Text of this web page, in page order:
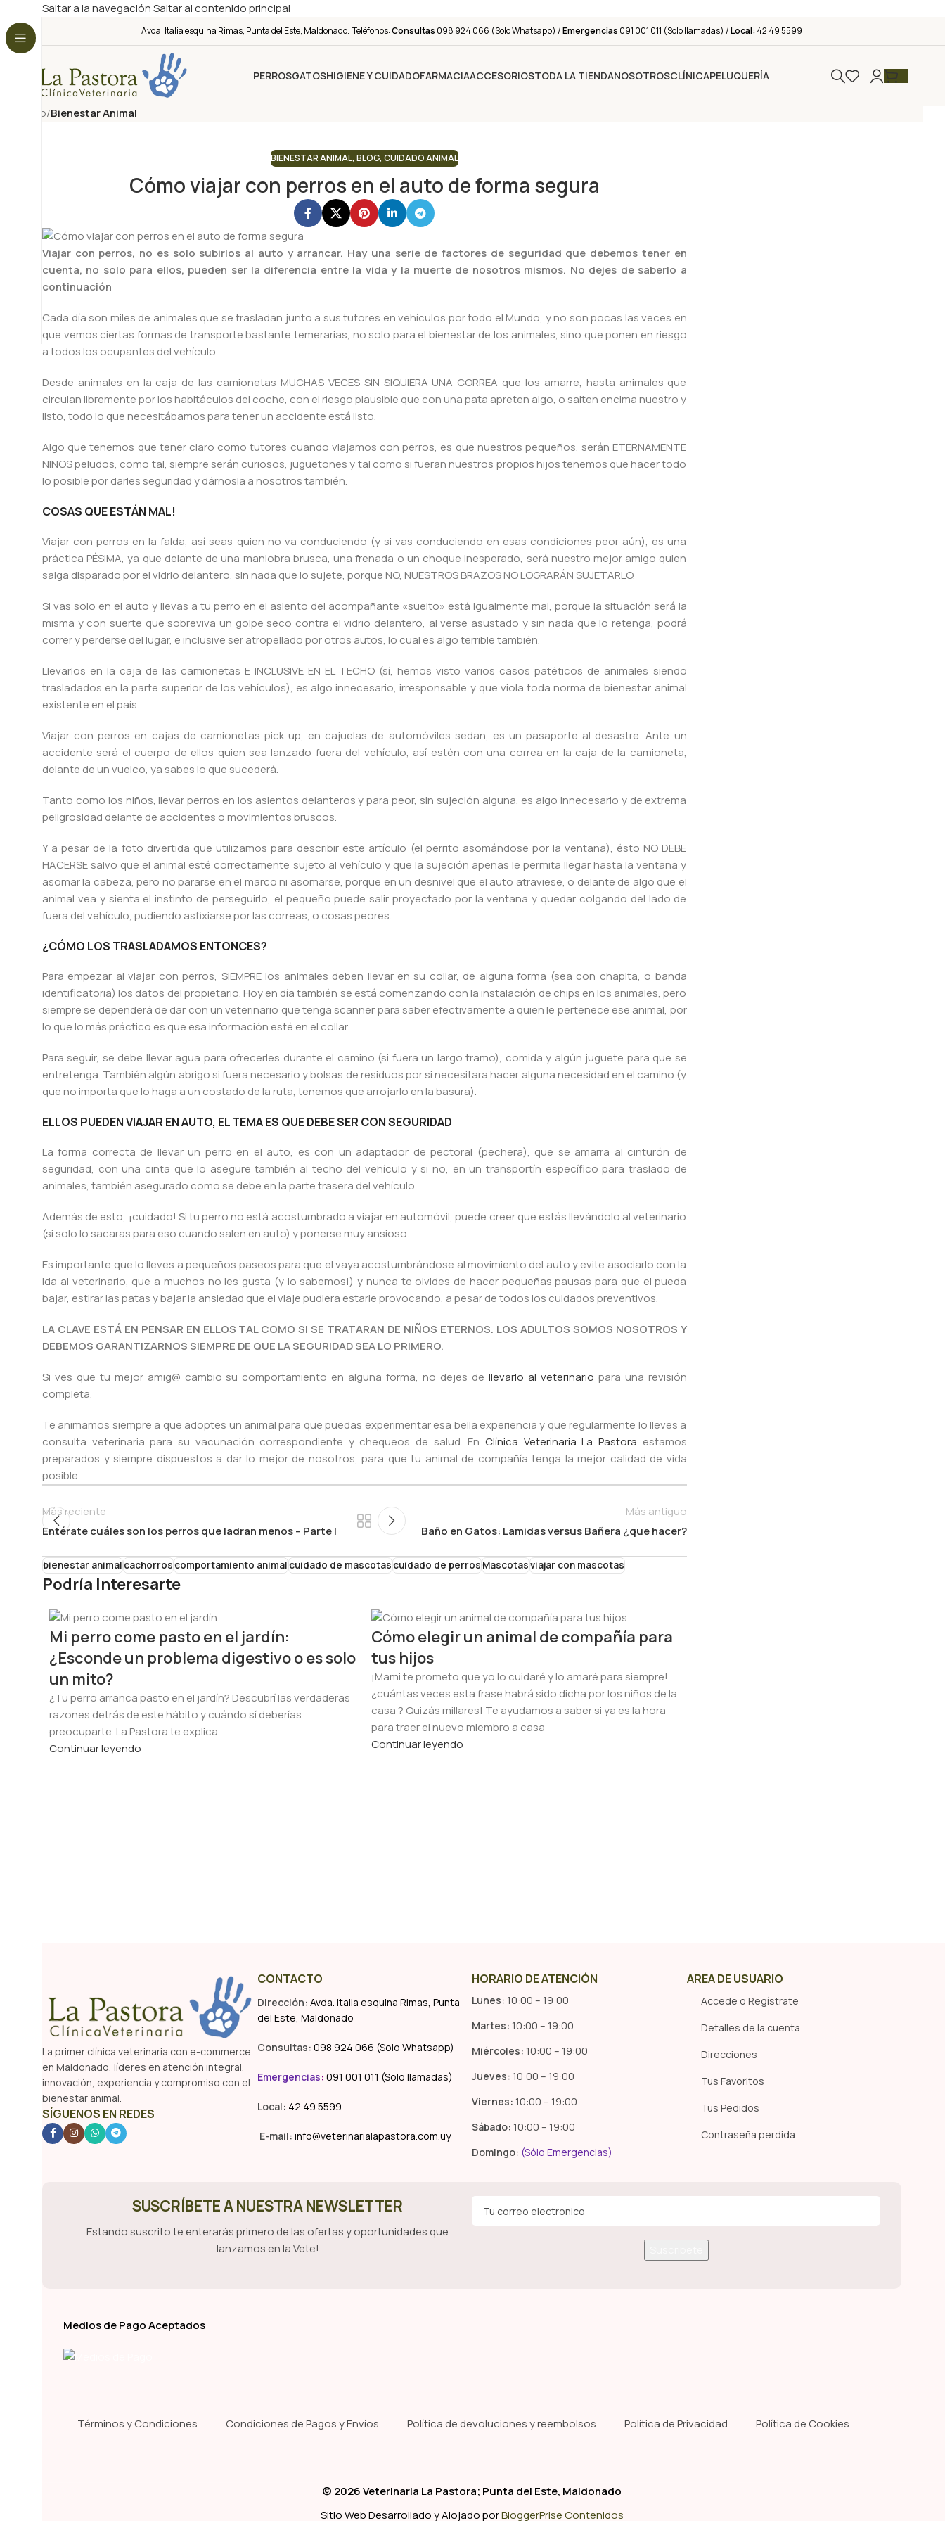
Saltar a la navegaciónSaltar al contenido principal
Avda. Italia esquina Rimas, Punta del Este, Maldonado. Teléfonos:Consultas 098 924 066 (Solo Whatsapp) /Emergencias 091 001 011 (Solo llamadas) /Local: 42 49 5599
PERROSGATOSHIGIENE Y CUIDADOFARMACIAACCESORIOSTODA LA TIENDANOSOTROSCLÍNICAPELUQUERÍA
Nuestro Blog
Inicio/Bienestar Animal
BIENESTAR ANIMAL, BLOG, CUIDADO ANIMAL
Cómo viajar con perros en el auto de forma segura
Viajar con perros, no es solo subirlos al auto y arrancar. Hay una serie de factores de seguridad que debemos tener en
cuenta, no solo para ellos, pueden ser la diferencia entre la vida y la muerte de nosotros mismos. No dejes de saberlo a
continuación
Cada día son miles de animales que se trasladan junto a sus tutores en vehículos por todo el Mundo, y no son pocas las veces en
que vemos ciertas formas de transporte bastante temerarias, no solo para el bienestar de los animales, sino que ponen en riesgo
a todos los ocupantes del vehículo.
Desde animales en la caja de las camionetas MUCHAS VECES SIN SIQUIERA UNA CORREA que los amarre, hasta animales que
circulan libremente por los habitáculos del coche, con el riesgo plausible que con una pata apreten algo, o salten encima nuestro y
listo, todo lo que necesitábamos para tener un accidente está listo.
Algo que tenemos que tener claro como tutores cuando viajamos con perros, es que nuestros pequeños, serán ETERNAMENTE
NIÑOS peludos, como tal, siempre serán curiosos, juguetones y tal como si fueran nuestros propios hijos tenemos que hacer todo
lo posible por darles seguridad y dárnosla a nosotros también.
COSAS QUE ESTÁN MAL!
Viajar con perros en la falda, así seas quien no va conduciendo (y si vas conduciendo en esas condiciones peor aún), es una
práctica PÉSIMA, ya que delante de una maniobra brusca, una frenada o un choque inesperado, será nuestro mejor amigo quien
salga disparado por el vidrio delantero, sin nada que lo sujete, porque NO, NUESTROS BRAZOS NO LOGRARÁN SUJETARLO.
Si vas solo en el auto y llevas a tu perro en el asiento del acompañante «suelto» está igualmente mal, porque la situación será la
misma y con suerte que sobreviva un golpe seco contra el vidrio delantero, al verse asustado y sin nada que lo retenga, podrá
correr y perderse del lugar, e inclusive ser atropellado por otros autos, lo cual es algo terrible también.
Llevarlos en la caja de las camionetas E INCLUSIVE EN EL TECHO (sí, hemos visto varios casos patéticos de animales siendo
trasladados en la parte superior de los vehículos), es algo innecesario, irresponsable y que viola toda norma de bienestar animal
existente en el país.
Viajar con perros en cajas de camionetas pick up, en cajuelas de automóviles sedan, es un pasaporte al desastre. Ante un
accidente será el cuerpo de ellos quien sea lanzado fuera del vehículo, así estén con una correa en la caja de la camioneta,
delante de un vuelco, ya sabes lo que sucederá.
Tanto como los niños, llevar perros en los asientos delanteros y para peor, sin sujeción alguna, es algo innecesario y de extrema
peligrosidad delante de accidentes o movimientos bruscos.
Y a pesar de la foto divertida que utilizamos para describir este artículo (el perrito asomándose por la ventana), ésto NO DEBE
HACERSE salvo que el animal esté correctamente sujeto al vehículo y que la sujeción apenas le permita llegar hasta la ventana y
asomar la cabeza, pero no pararse en el marco ni asomarse, porque en un desnivel que el auto atraviese, o delante de algo que el
animal vea y sienta el instinto de perseguirlo, el pequeño puede salir proyectado por la ventana y quedar colgando del lado de
fuera del vehículo, pudiendo asfixiarse por las correas, o cosas peores.
¿CÓMO LOS TRASLADAMOS ENTONCES?
Para empezar al viajar con perros, SIEMPRE los animales deben llevar en su collar, de alguna forma (sea con chapita, o banda
identificatoria) los datos del propietario. Hoy en día también se está comenzando con la instalación de chips en los animales, pero
siempre se dependerá de dar con un veterinario que tenga scanner para saber efectivamente a quien le pertenece ese animal, por
lo que lo más práctico es que esa información esté en el collar.
Para seguir, se debe llevar agua para ofrecerles durante el camino (si fuera un largo tramo), comida y algún juguete para que se
entretenga. También algún abrigo si fuera necesario y bolsas de residuos por si necesitara hacer alguna necesidad en el camino (y
que no importa que lo haga a un costado de la ruta, tenemos que arrojarlo en la basura).
ELLOS PUEDEN VIAJAR EN AUTO, EL TEMA ES QUE DEBE SER CON SEGURIDAD
La forma correcta de llevar un perro en el auto, es con un adaptador de pectoral (pechera), que se amarra al cinturón de
seguridad, con una cinta que lo asegure también al techo del vehículo y si no, en un transportín específico para traslado de
animales, también asegurado como se debe en la parte trasera del vehículo.
Además de esto, ¡cuidado! Si tu perro no está acostumbrado a viajar en automóvil, puede creer que estás llevándolo al veterinario
(si solo lo sacaras para eso cuando salen en auto) y ponerse muy ansioso.
Es importante que lo lleves a pequeños paseos para que el vaya acostumbrándose al movimiento del auto y evite asociarlo con la
ida al veterinario, que a muchos no les gusta (y lo sabemos!) y nunca te olvides de hacer pequeñas pausas para que el pueda
bajar, estirar las patas y bajar la ansiedad que el viaje pudiera estarle provocando, a pesar de todos los cuidados preventivos.
LA CLAVE ESTÁ EN PENSAR EN ELLOS TAL COMO SI SE TRATARAN DE NIÑOS ETERNOS. LOS ADULTOS SOMOS NOSOTROS Y
DEBEMOS GARANTIZARNOS SIEMPRE DE QUE LA SEGURIDAD SEA LO PRIMERO.
Si ves que tu mejor amig@ cambio su comportamiento en alguna forma, no dejes de llevarlo al veterinario para una revisión
completa.
Te animamos siempre a que adoptes un animal para que puedas experimentar esa bella experiencia y que regularmente lo lleves a
consulta veterinaria para su vacunación correspondiente y chequeos de salud. En Clínica Veterinaria La Pastora estamos
preparados y siempre dispuestos a dar lo mejor de nosotros, para que tu animal de compañía tenga la mejor calidad de vida
posible.
Más reciente
Entérate cuáles son los perros que ladran menos – Parte I
Más antiguo
Baño en Gatos: Lamidas versus Bañera ¿que hacer?
bienestar animalcachorroscomportamiento animalcuidado de mascotascuidado de perrosMascotasviajar con mascotas
Podría Interesarte
Mi perro come pasto en el jardín:
¿Esconde un problema digestivo o es solo
un mito?
¿Tu perro arranca pasto en el jardín? Descubrí las verdaderas
razones detrás de este hábito y cuándo sí deberías
preocuparte. La Pastora te explica.
Continuar leyendo
Cómo elegir un animal de compañía para
tus hijos
¡Mami te prometo que yo lo cuidaré y lo amaré para siempre!
¿cuántas veces esta frase habrá sido dicha por los niños de la
casa ? Quizás millares! Te ayudamos a saber si ya es la hora
para traer el nuevo miembro a casa
Continuar leyendo
La primer clínica veterinaria con e-commerce
en Maldonado, líderes en atención integral,
innovación, experiencia y compromiso con el
bienestar animal.
SÍGUENOS EN REDES
CONTACTO
Dirección: Avda. Italia esquina Rimas, Punta
del Este, Maldonado
Consultas: 098 924 066 (Solo Whatsapp)
Emergencias: 091 001 011 (Solo llamadas)
Local: 42 49 5599
E-mail: info@veterinarialapastora.com.uy
HORARIO DE ATENCIÓN
Lunes: 10:00 – 19:00
Martes: 10:00 – 19:00
Miércoles: 10:00 – 19:00
Jueves: 10:00 – 19:00
Viernes: 10:00 – 19:00
Sábado: 10:00 – 19:00
Domingo: (Sólo Emergencias)
AREA DE USUARIO
Accede o Regístrate
Detalles de la cuenta
Direcciones
Tus Favoritos
Tus Pedidos
Contraseña perdida
SUSCRÍBETE A NUESTRA NEWSLETTER
Estando suscrito te enterarás primero de las ofertas y oportunidades que
lanzamos en la Vete!
Medios de Pago Aceptados
Términos y Condiciones Condiciones de Pagos y Envíos Política de devoluciones y reembolsos Política de Privacidad Política de Cookies
© 2026 Veterinaria La Pastora; Punta del Este, Maldonado
Sitio Web Desarrollado y Alojado porBloggerPrise Contenidos